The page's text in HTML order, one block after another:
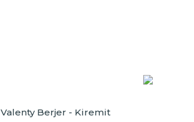
Valenty Berjer - Kiremit